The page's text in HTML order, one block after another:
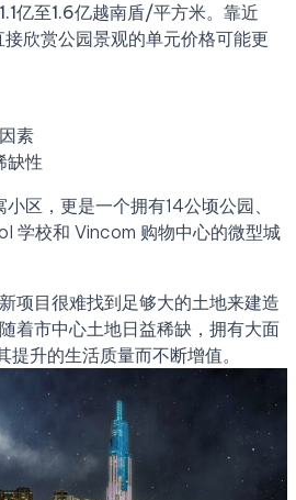
亿至1.6亿越南盾/平方米。靠近
欣赏公园景观的单元价格可能更
素
缺性
区，更是一个拥有14公顷公园、
学校和 Vincom 购物中心的微型城
项目很难找到足够大的土地来建造
着市中心土地日益稀缺，拥有大面
提升的生活质量而不断增值。